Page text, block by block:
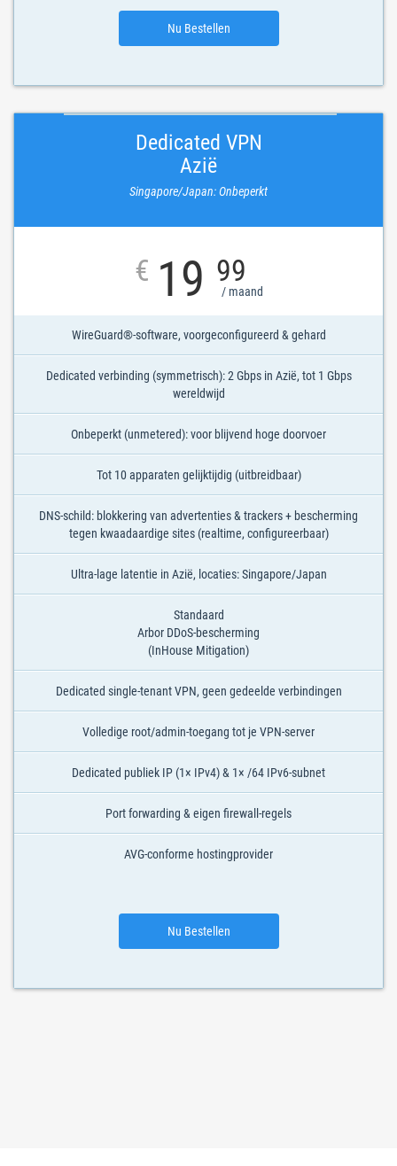
Nu Bestellen
Dedicated VPN
Azië
Singapore/Japan: Onbeperkt
€ 19 99
/ maand
WireGuard®-software, voorgeconfigureerd & gehard
Dedicated verbinding (symmetrisch): 2 Gbps in Azië, tot 1 Gbps
wereldwijd
Onbeperkt (unmetered): voor blijvend hoge doorvoer
Tot 10 apparaten gelijktijdig (uitbreidbaar)
DNS-schild: blokkering van advertenties & trackers + bescherming
tegen kwaadaardige sites (realtime, configureerbaar)
Ultra-lage latentie in Azië, locaties: Singapore/Japan
Standaard
Arbor DDoS-bescherming
(InHouse Mitigation)
Dedicated single-tenant VPN, geen gedeelde verbindingen
Volledige root/admin-toegang tot je VPN-server
Dedicated publiek IP (1× IPv4) & 1× /64 IPv6-subnet
Port forwarding & eigen firewall-regels
AVG-conforme hostingprovider
Nu Bestellen